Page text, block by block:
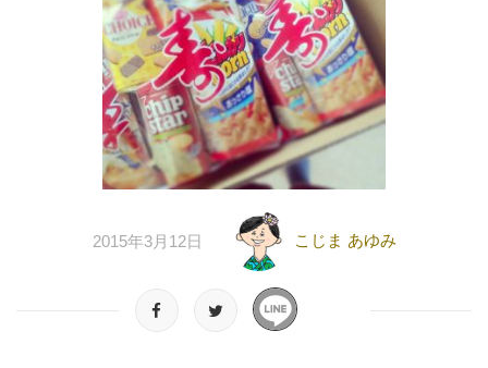
2015年3月12日 こじま あゆみ